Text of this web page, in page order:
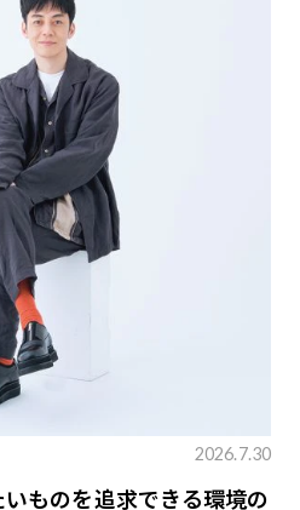
2026.7.30
いものを追求できる環境の